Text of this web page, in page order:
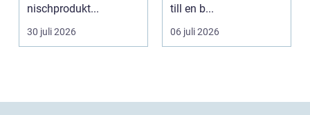
nischprodukt...
30 juli 2026
till en b...
06 juli 2026